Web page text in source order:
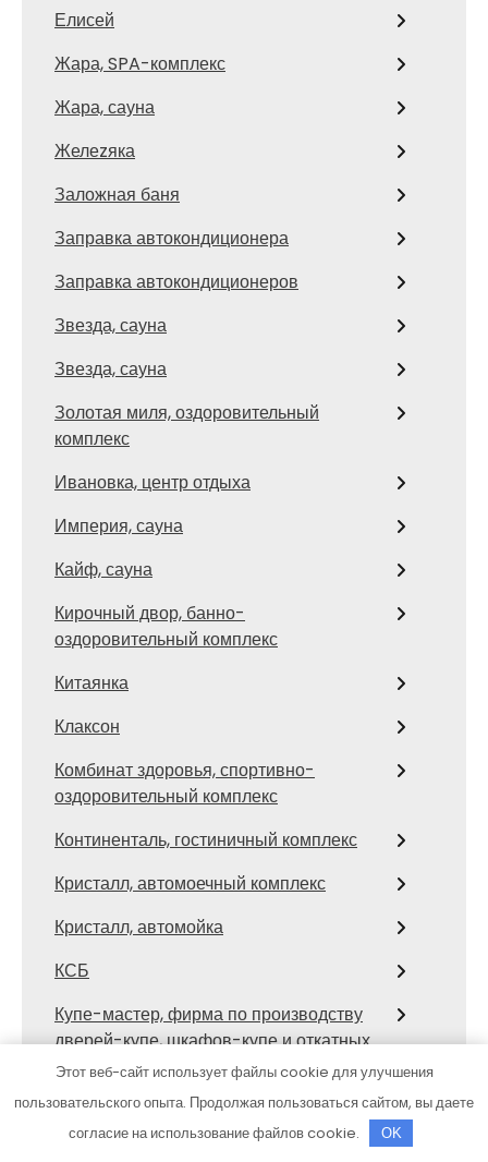
Елисей
Жара, SPA-комплекс
Жара, сауна
Желеzяка
Заложная баня
Заправка автокондиционера
Заправка автокондиционеров
Звезда, сауна
Звезда, сауна
Золотая миля, оздоровительный
комплекс
Ивановка, центр отдыха
Империя, сауна
Кайф, сауна
Кирочный двор, банно-
оздоровительный комплекс
Китаянка
Клаксон
Комбинат здоровья, спортивно-
оздоровительный комплекс
Континенталь, гостиничный комплекс
Кристалл, автомоечный комплекс
Кристалл, автомойка
КСБ
Купе-мастер, фирма по производству
дверей-купе, шкафов-купе и откатных
перегородок
Купе-мастер, фирма по производству
дверей-купе, шкафов-купе и откатных
Этот веб-сайт использует файлы cookie для улучшения
пользовательского опыта. Продолжая пользоваться сайтом, вы даете
согласие на использование файлов cookie.
OK